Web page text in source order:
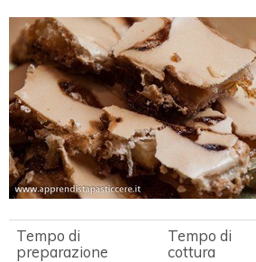
Tempo di
preparazione
Tempo di
cottura